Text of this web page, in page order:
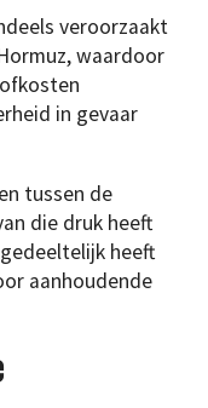
veroorzaakt
waardoor
in gevaar
tussen de
die druk heeft
heeft
aanhoudende